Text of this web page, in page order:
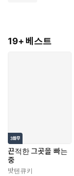
19+ 베스트
끈적한 그곳을 빠는
중
밧텐큐키